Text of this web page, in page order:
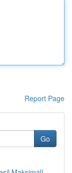
Report Page
Go